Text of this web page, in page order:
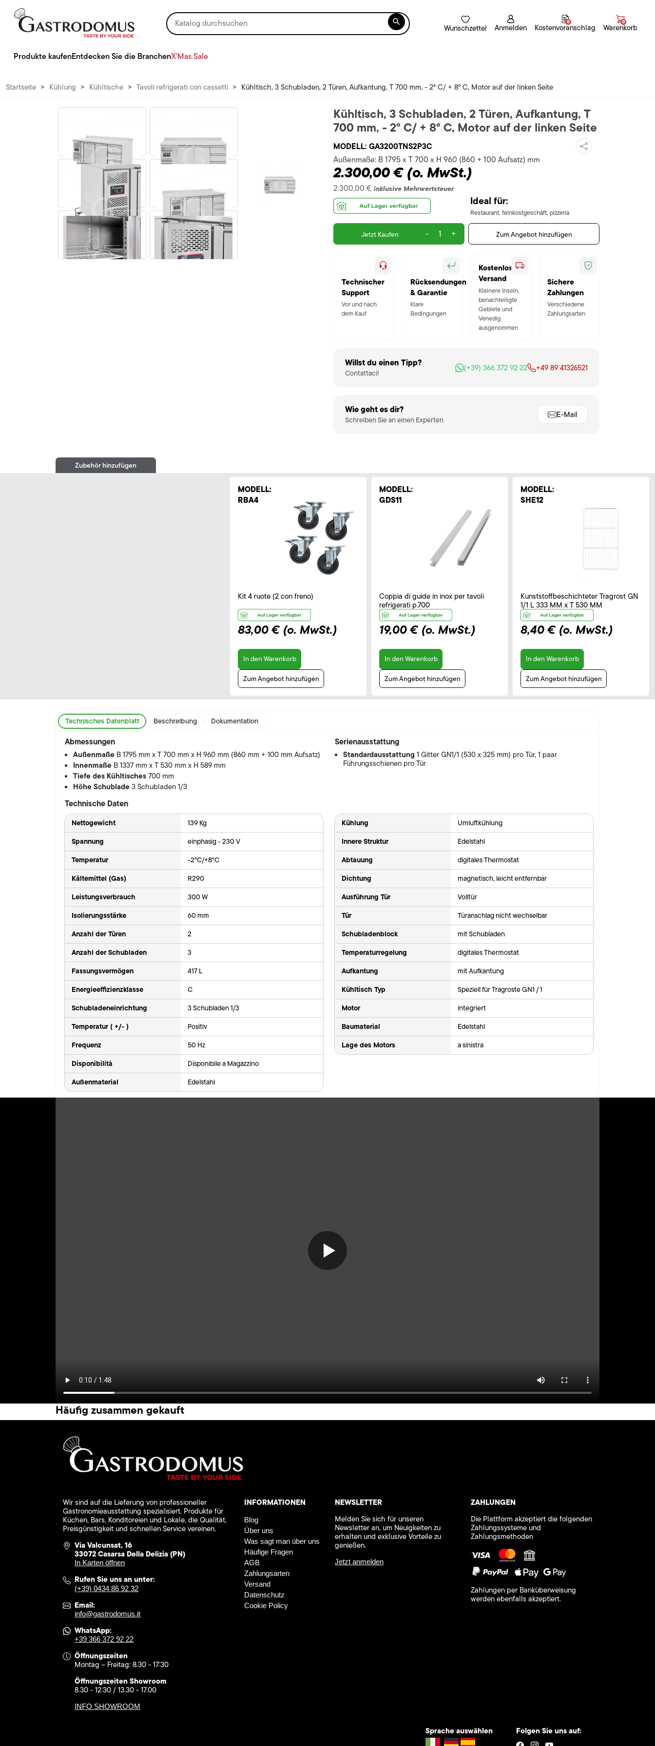

Wunschzettel Anmelden Kostenvoranschlag
0
Warenkorb
0
Produkte kaufenEntdecken Sie die BranchenX'Mas Sale
Startseite > Kühlung > Kühltische > Tavoli refrigerati con cassetti > Kühltisch, 3 Schubladen, 2 Türen, Aufkantung, T 700 mm, - 2° C/ + 8° C, Motor auf der linken Seite
Kühltisch, 3 Schubladen, 2 Türen, Aufkantung, T
700 mm, - 2° C/ + 8° C, Motor auf der linken Seite
MODELL: GA3200TNS2P3C
Außenmaße: B 1795 x T 700 x H 960 (860 + 100 Aufsatz) mm
2.300,00 € (o. MwSt.)
2.300,00 € inklusive Mehrwertsteuer
Ideal für:
Restaurant, feinkostgeschäft, pizzeria
Jetzt Kaufen - + Zum Angebot hinzufügen
Technischer
Support
Vor und nach
dem Kauf
Rücksendungen
& Garantie
Klare
Bedingungen
Kostenloser
Versand
Kleinere Inseln,
benachteiligte
Gebiete und
Venedig
ausgenommen
Sichere
Zahlungen
Verschiedene
Zahlungsarten
Willst du einen Tipp?
Contattaci!
(+39) 366 372 92 22 +49 89 41326521
Wie geht es dir?
Schreiben Sie an einen Experten
E-Mail
Zubehör hinzufügen
MODELL:
RBA4
Kit 4 ruote (2 con freno)
83,00 € (o. MwSt.)
In den Warenkorb
Zum Angebot hinzufügen
MODELL:
GDS11
Coppia di guide in inox per tavoli
refrigerati p.700
19,00 € (o. MwSt.)
In den Warenkorb
Zum Angebot hinzufügen
MODELL:
SHE12
Kunststoffbeschichteter Tragrost GN
1/1 L 333 MM x T 530 MM
8,40 € (o. MwSt.)
In den Warenkorb
Zum Angebot hinzufügen
Technisches Datenblatt Beschreibung Dokumentation
Abmessungen
Außenmaße B 1795 mm x T 700 mm x H 960 mm (860 mm + 100 mm Aufsatz)
Innenmaße B 1337 mm x T 530 mm x H 589 mm
Tiefe des Kühltisches700 mm
Höhe Schublade3 Schubladen 1/3
Serienausstattung
Standardausstattung1 Gitter GN1/1 (530 x 325 mm) pro Tür, 1 paar
Führungsschienen pro Tür
Technische Daten
Nettogewicht 139 Kg
Spannung einphasig - 230 V
Temperatur -2°C/+8°C
Kältemittel (Gas) R290
Leistungsverbrauch 300 W
Isolierungsstärke 60 mm
Anzahl der Türen 2
Anzahl der Schubladen 3
Fassungsvermögen 417 L
Energieeffizienzklasse C
Schubladeneinrichtung 3 Schubladen 1/3
Temperatur ( +/- ) Positiv
Frequenz 50 Hz
Disponibilità Disponibile a Magazzino
Außenmaterial Edelstahl
Kühlung Umluftkühlung
Innere Struktur Edelstahl
Abtauung digitales Thermostat
Dichtung magnetisch, leicht entfernbar
Ausführung Tür Volltür
Tür Türanschlag nicht wechselbar
Schubladenblock mit Schubladen
Temperaturregelung digitales Thermostat
Aufkantung mit Aufkantung
Kühltisch Typ Speziell für Tragroste GN1 / 1
Motor integriert
Baumaterial Edelstahl
Lage des Motors a sinistra
Häufig zusammen gekauft
Wir sind auf die Lieferung von professioneller
Gastronomieausstattung spezialisiert. Produkte für
Küchen, Bars, Konditoreien und Lokale, die Qualität,
Preisgünstigkeit und schnellen Service vereinen.
Via Valcunsat, 16
33072 Casarsa Della Delizia (PN)
In Karten öffnen
Rufen Sie uns an unter:
(+39) 0434 86 92 32
Email:
info@gastrodomus.it
WhatsApp:
+39 366 372 92 22
Öffnungszeiten
Montag – Freitag: 8.30 - 17:30
Öffnungszeiten Showroom
8.30 - 12:30 / 13.30 - 17.00
INFO SHOWROOM
INFORMATIONEN
Blog
Über uns
Was sagt man über uns
Häufige Fragen
AGB
Zahlungsarten
Versand
Datenschutz
Cookie Policy
NEWSLETTER
Melden Sie sich für unseren
Newsletter an, um Neuigkeiten zu
erhalten und exklusive Vorteile zu
genießen.
Jetzt anmelden
ZAHLUNGEN
Die Plattform akzeptiert die folgenden
Zahlungssysteme und
Zahlungsmethoden
Zahlungen per Banküberweisung
werden ebenfalls akzeptiert.
Sprache auswählen Folgen Sie uns auf: